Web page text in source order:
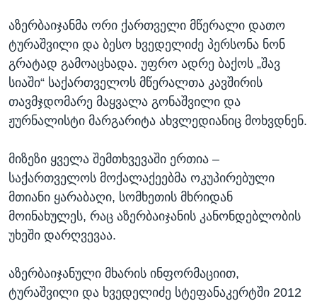
აზერბაიჯანმა ორი ქართველი მწერალი დათო
ტურაშვილი და ბესო ხვედელიძე პერსონა ნონ
გრატად გამოაცხადა. უფრო ადრე ბაქოს „შავ
სიაში“ საქართველოს მწერალთა კავშირის
თავმჯდომარე მაყვალა გონაშვილი და
ჟურნალისტი მარგარიტა ახვლედიანიც მოხვდნენ.
მიზეზი ყველა შემთხვევაში ერთია –
საქართველოს მოქალაქეებმა ოკუპირებული
მთიანი ყარაბაღი, სომხეთის მხრიდან
მოინახულეს, რაც აზერბაიჯანის კანონდებლობის
უხეში დარღვევაა.
აზერბაიჯანული მხარის ინფორმაციით,
ტურაშვილი და ხვედელიძე სტეფანაკერტში 2012